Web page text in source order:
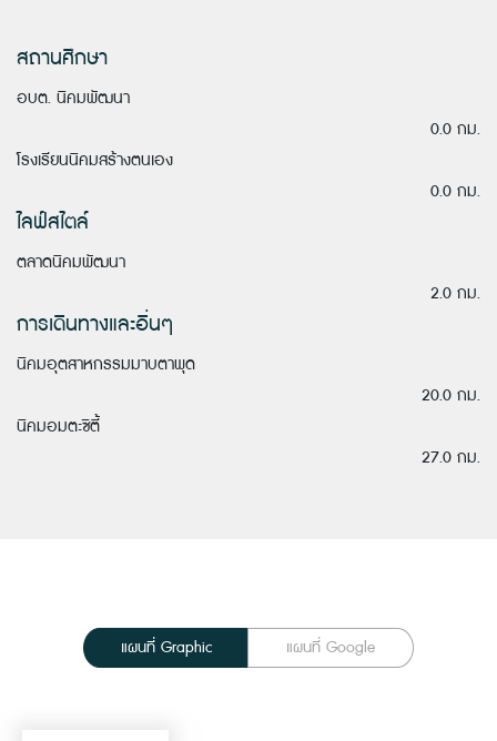
สถานศึกษา
อบต. นิคมพัฒนา
0.0 กม.
โรงเรียนนิคมสร้างตนเอง
0.0 กม.
ไลฟ์สไตล์
ตลาดนิคมพัฒนา
2.0 กม.
การเดินทางและอื่นๆ
นิคมอุตสาหกรรมมาบตาพุด
20.0 กม.
นิคมอมตะซิตี้
27.0 กม.
แผนที่ Graphic แผนที่ Google